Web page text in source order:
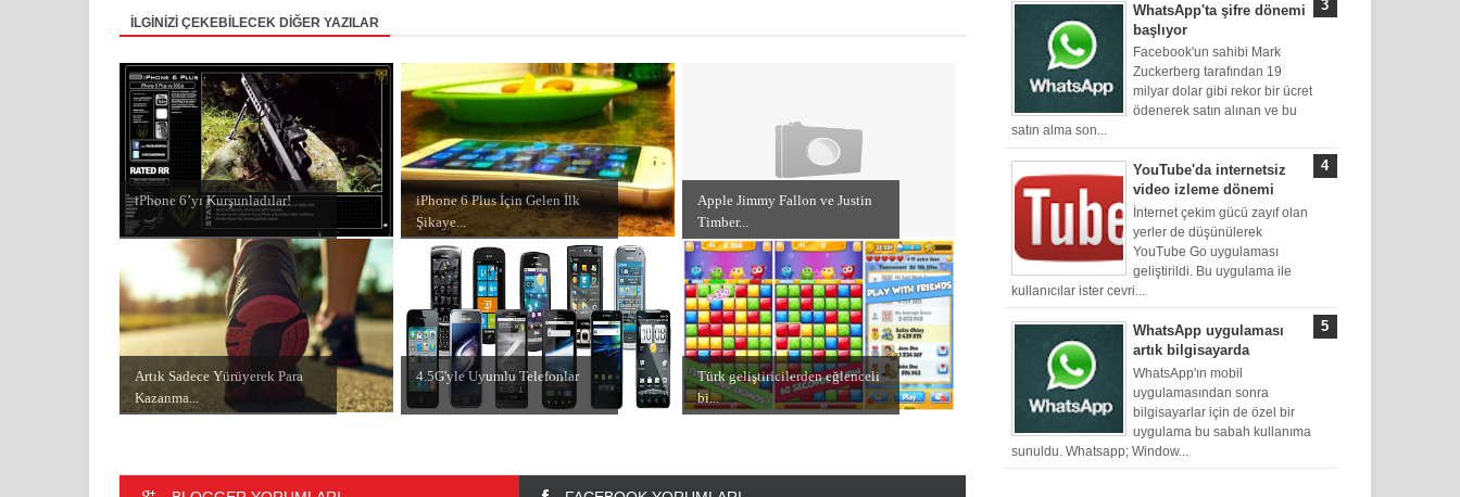
İLGİNİZİ ÇEKEBİLECEK DİĞER YAZILAR
iPhone 6’yı Kurşunladılar!
iPhone 6 Plus İçin Gelen İlk
Şikaye...
Apple Jimmy Fallon ve Justin
Timber...
Artık Sadece Yürüyerek Para
Kazanma...
4.5G'yle Uyumlu Telefonlar
Türk geliştiricilerden eğlenceli
bi...
WhatsApp'ta şifre dönemi
başlıyor
Facebook'un sahibi Mark
Zuckerberg tarafından 19
milyar dolar gibi rekor bir ücret
ödenerek satın alınan ve bu
satın alma son...
YouTube'da internetsiz
video izleme dönemi
İnternet çekim gücü zayıf olan
yerler de düşünülerek
YouTube Go uygulaması
geliştirildi. Bu uygulama ile
kullanıcılar ister cevri...
WhatsApp uygulaması
artık bilgisayarda
WhatsApp'ın mobil
uygulamasından sonra
bilgisayarlar için de özel bir
uygulama bu sabah kullanıma
sunuldu. Whatsapp; Window...